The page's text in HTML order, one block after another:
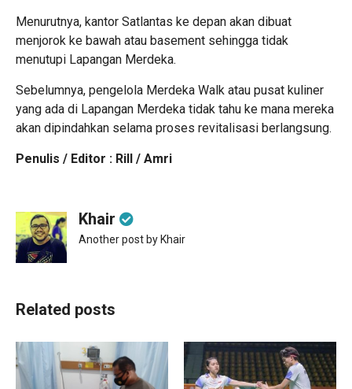
Menurutnya, kantor Satlantas ke depan akan dibuat
menjorok ke bawah atau basement sehingga tidak
menutupi Lapangan Merdeka.
Sebelumnya, pengelola Merdeka Walk atau pusat kuliner
yang ada di Lapangan Merdeka tidak tahu ke mana mereka
akan dipindahkan selama proses revitalisasi berlangsung.
Penulis / Editor : Rill / Amri
Khair
Another post by Khair
Related posts